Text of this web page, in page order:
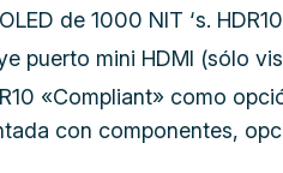
de 1000 NIT ‘s.
puerto mini HDMI (sólo
«Compliant» como
con componentes,